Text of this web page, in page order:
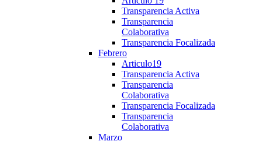
Transparencia Activa
Transparencia
Colaborativa
Transparencia Focalizada
Febrero
Articulo19
Transparencia Activa
Transparencia
Colaborativa
Transparencia Focalizada
Transparencia
Colaborativa
Marzo